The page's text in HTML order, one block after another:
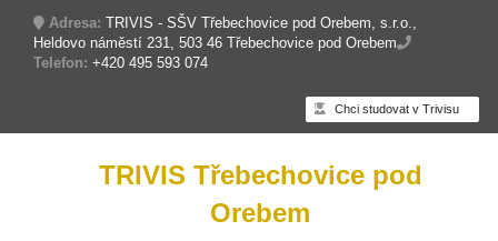
Adresa: TRIVIS - SŠV Třebechovice pod Orebem, s.r.o.,
Heldovo náměstí 231, 503 46 Třebechovice pod Orebem
Telefon: +420 495 593 074
Chci studovat v Trivisu
TRIVIS Třebechovice pod
Orebem